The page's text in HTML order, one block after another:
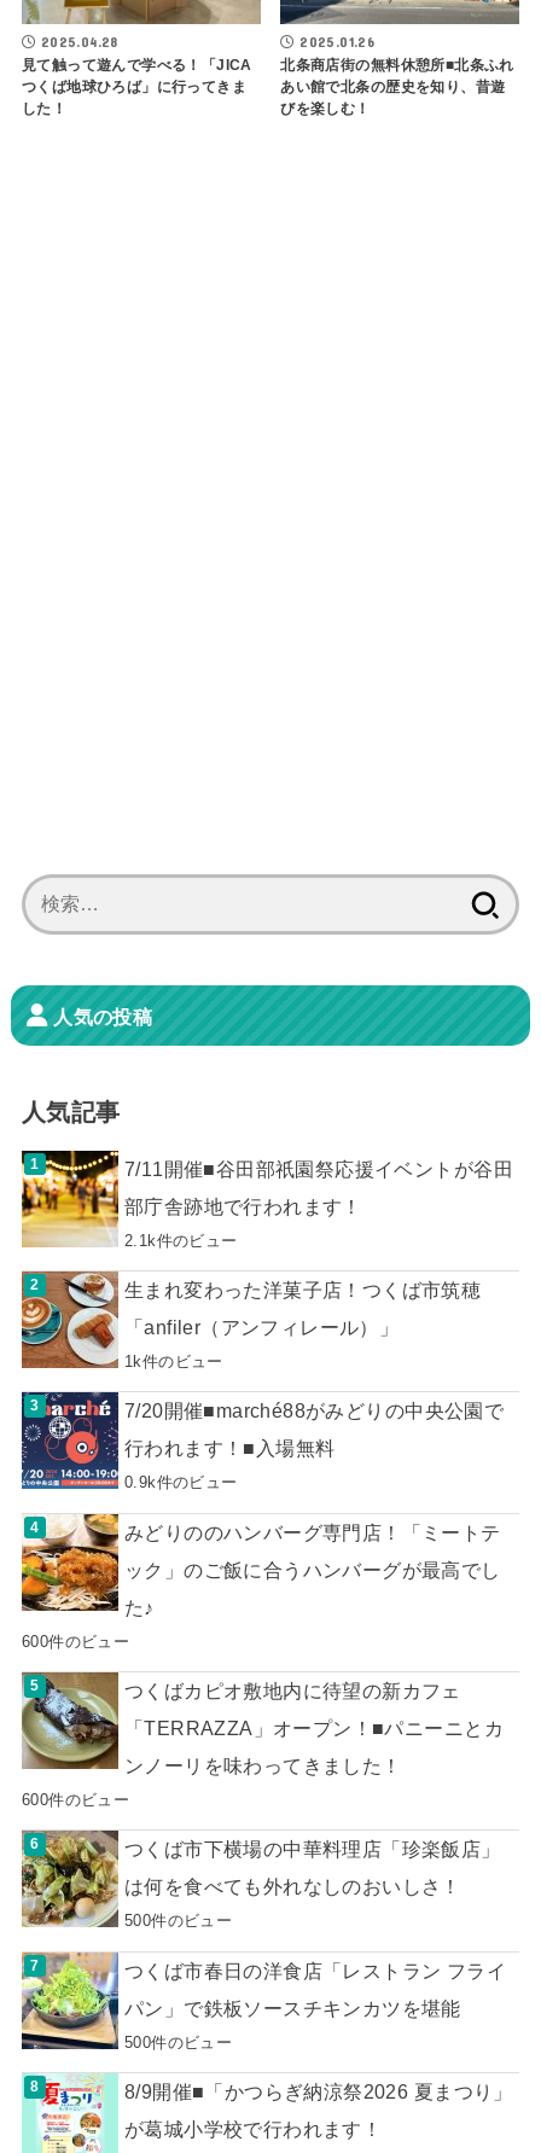
2025.04.28
見て触って遊んで学べる！「JICA
つくば地球ひろば」に行ってきま
した！
2025.01.26
北条商店街の無料休憩所■北条ふれ
あい館で北条の歴史を知り、昔遊
びを楽しむ！
索:
人気の投稿
人気記事
7/11開催■谷田部祇園祭応援イベントが谷田
部庁舎跡地で行われます！
2.1k件のビュー
生まれ変わった洋菓子店！つくば市筑穂
「anfiler（アンフィレール）」
1k件のビュー
7/20開催■marché88がみどりの中央公園で
行われます！■入場無料
0.9k件のビュー
みどりののハンバーグ専門店！「ミートテ
ック」のご飯に合うハンバーグが最高でし
た♪
600件のビュー
つくばカピオ敷地内に待望の新カフェ
「TERRAZZA」オープン！■パニーニとカ
ンノーリを味わってきました！
600件のビュー
つくば市下横場の中華料理店「珍楽飯店」
は何を食べても外れなしのおいしさ！
500件のビュー
つくば市春日の洋食店「レストラン フライ
パン」で鉄板ソースチキンカツを堪能
500件のビュー
8/9開催■「かつらぎ納涼祭2026 夏まつり」
が葛城小学校で行われます！